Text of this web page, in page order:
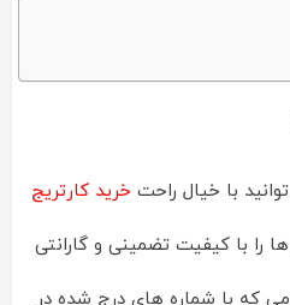
با خیال راحت خرید کارتریج
را با کیفیت تضمینی و گارانتی
که با شماره های درج شده در